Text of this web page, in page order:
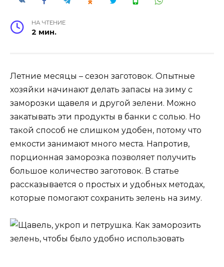
НА ЧТЕНИЕ
2 мин.
Летние месяцы – сезон заготовок. Опытные
хозяйки начинают делать запасы на зиму с
заморозки щавеля и другой зелени. Можно
закатывать эти продукты в банки с солью. Но
такой способ не слишком удобен, потому что
емкости занимают много места. Напротив,
порционная заморозка позволяет получить
большое количество заготовок. В статье
рассказывается о простых и удобных методах,
которые помогают сохранить зелень на зиму.